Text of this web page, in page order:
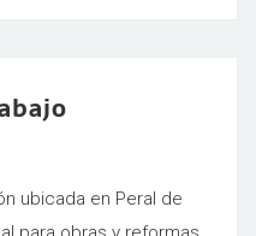
ubicada en Peral de